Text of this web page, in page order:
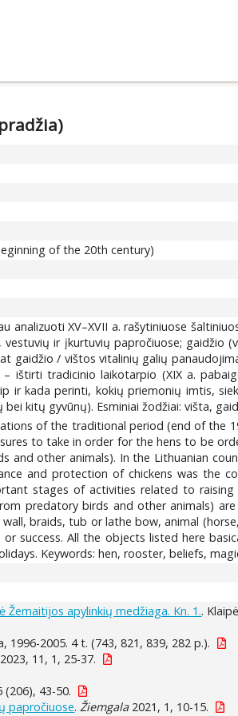
of the 20th century)
analizuoti XV–XVII a. rašytiniuose
ir įkurtuvių papročiuose; gaidžio
/ vištos vitalinių galių
ištirti tradicinio laikotarpio (XIX a.
ir kada perinti, kokių priemonių imtis,
kitų gyvūnų). Esminiai žodžiai: višta,
of the traditional period (end of the
to take in order for the hens to be
other animals). In the Lithuanian
and protection of chickens was the
stages of activities related to raising
predatory birds and other animals)
braids, tub or lathe bow, animal
All the objects listed here
Keywords: hen, rooster, beliefs,
Žemaitijos apylinkių medžiaga. Kn. 1..
1996-2005. 4 t. (743, 821, 839, 282 p.).
11, 1, 25-37.
(206), 43-50.
papročiuose. Žiemgala2021, 1, 10-15.